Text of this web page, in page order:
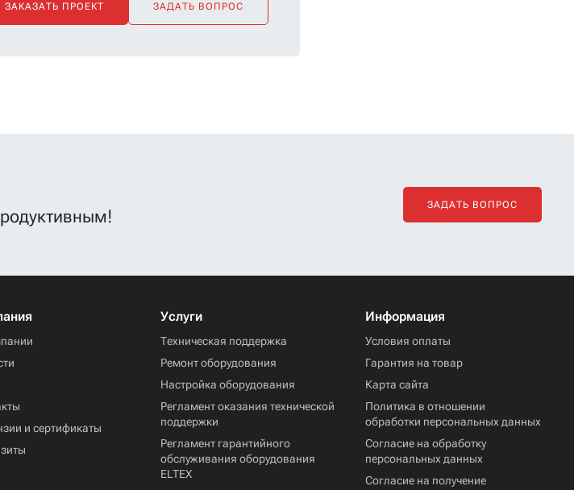
ЗАКАЗАТЬ ПРОЕКТ ЗАДАТЬ ВОПРОС
ЗАДАТЬ ВОПРОС
и сертификаты
Услуги
Техническая поддержка
Ремонт оборудования
Настройка оборудования
Регламент оказания технической
поддержки
Регламент гарантийного
обслуживания оборудования
ELTEX
Информация
Условия оплаты
Гарантия на товар
Карта сайта
Политика в отношении
обработки персональных данных
Согласие на обработку
персональных данных
Согласие на получение